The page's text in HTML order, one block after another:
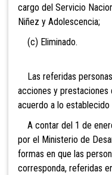
cargo del Servicio
Niñez y Adolescencia;
(c) Eliminado.
Las referidas
acciones y prestaciones
acuerdo a lo establecido
A contar del 1 de
por el Ministerio de
formas en que las
corresponda, referidas